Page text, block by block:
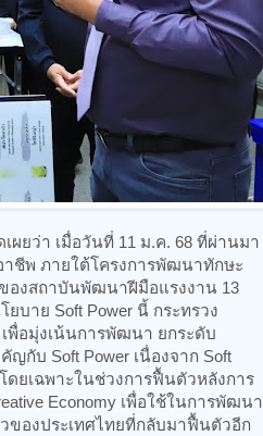
เผยว่า เมื่อวันที่ 11 ม.ค. 68 ที่ผ่านมา
ชีพ ภายใต้โครงการพัฒนาทักษะ
ของสถาบันพัฒนาฝีมือแรงงาน 13
บาย Soft Power นี้ กระทรวง
พื่อมุ่งเน้นการพัฒนา ยกระดับ
กับ Soft Power เนื่องจาก Soft
ดยเฉพาะในช่วงการฟื้นตัวหลังการ
Economy เพื่อใช้ในการพัฒนา
ของประเทศไทยที่กลับมาฟื้นตัวอีก